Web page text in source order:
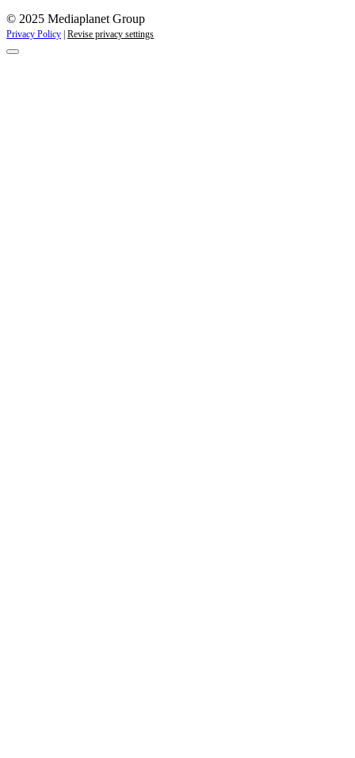
© 2025 Mediaplanet Group
Privacy Policy Revise privacy settings